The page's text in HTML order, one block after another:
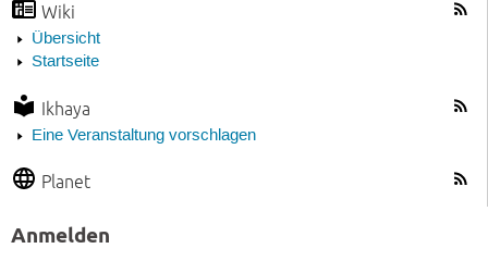
Wiki
Übersicht
Startseite
Ikhaya
Eine Veranstaltung vorschlagen
Planet
Anmelden